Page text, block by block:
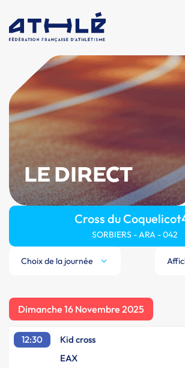
LE DIRECT
Cross du
SORBIERS - ARA - 042
Choix de la journée
Dimanche 16 Novembre 2025
12:30 Kid cross
EAX